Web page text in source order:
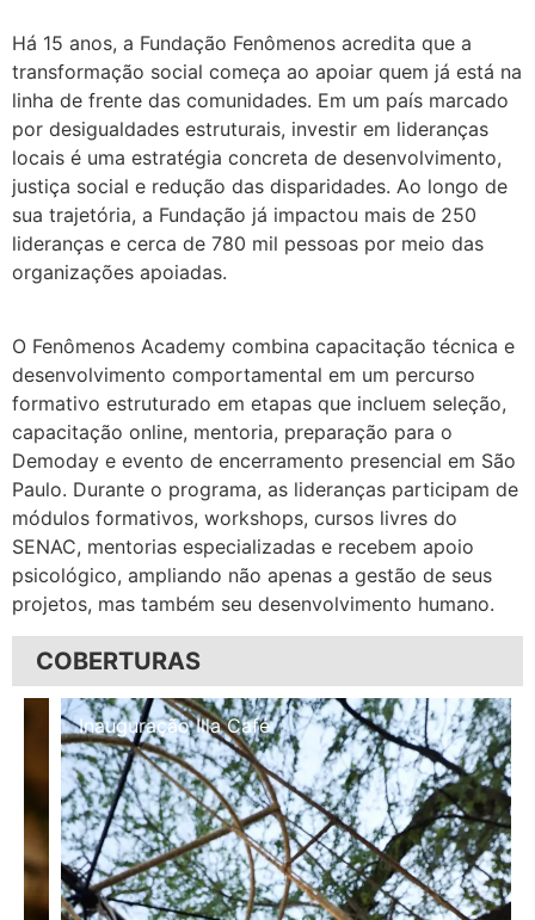
Há 15 anos, a Fundação Fenômenos acredita que a
transformação social começa ao apoiar quem já está na
linha de frente das comunidades. Em um país marcado
por desigualdades estruturais, investir em lideranças
locais é uma estratégia concreta de desenvolvimento,
justiça social e redução das disparidades. Ao longo de
sua trajetória, a Fundação já impactou mais de 250
lideranças e cerca de 780 mil pessoas por meio das
organizações apoiadas.
O Fenômenos Academy combina capacitação técnica e
desenvolvimento comportamental em um percurso
formativo estruturado em etapas que incluem seleção,
capacitação online, mentoria, preparação para o
Demoday e evento de encerramento presencial em São
Paulo. Durante o programa, as lideranças participam de
módulos formativos, workshops, cursos livres do
SENAC, mentorias especializadas e recebem apoio
psicológico, ampliando não apenas a gestão de seus
projetos, mas também seu desenvolvimento humano.
COBERTURAS
Inauguração Illa Café